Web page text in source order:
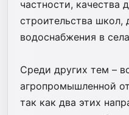
частности, качества
строительства школ,
водоснабжения в
Среди других тем –
агропромышленной
так как два этих